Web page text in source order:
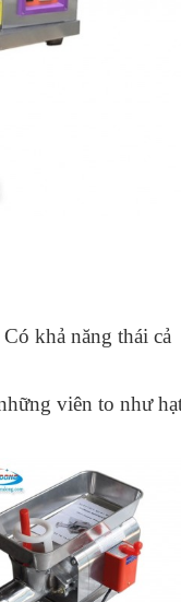
khả năng thái cả
viên to như